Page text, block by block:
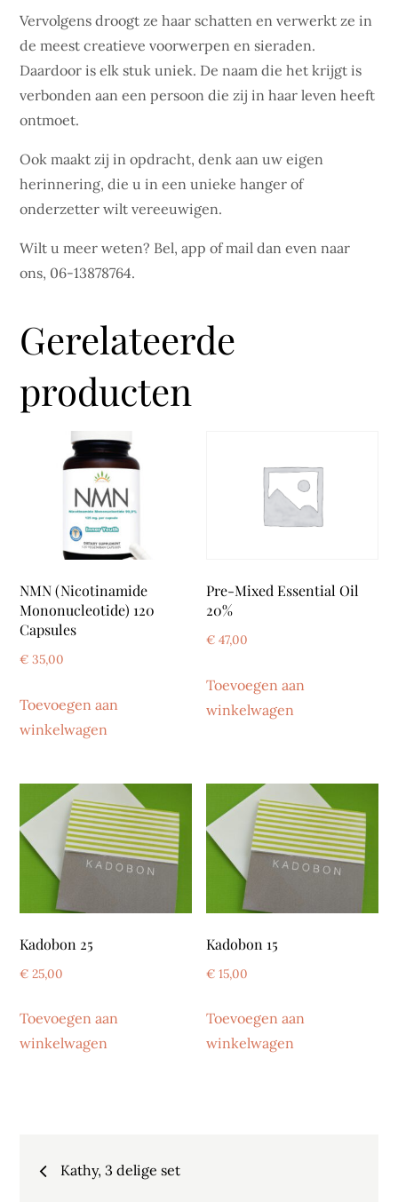
Vervolgens droogt ze haar schatten en verwerkt ze in
de meest creatieve voorwerpen en sieraden.
Daardoor is elk stuk uniek. De naam die het krijgt is
verbonden aan een persoon die zij in haar leven heeft
ontmoet.
Ook maakt zij in opdracht, denk aan uw eigen
herinnering, die u in een unieke hanger of
onderzetter wilt vereeuwigen.
Wilt u meer weten? Bel, app of mail dan even naar
ons, 06-13878764.
Gerelateerde
producten
NMN (Nicotinamide
Mononucleotide) 120
Capsules
€ 35,00
Toevoegen aan
winkelwagen
Pre-Mixed Essential Oil
20%
€ 47,00
Toevoegen aan
winkelwagen
Kadobon 25
€ 25,00
Toevoegen aan
winkelwagen
Kadobon 15
€ 15,00
Toevoegen aan
winkelwagen
Bericht
Kathy, 3 delige set